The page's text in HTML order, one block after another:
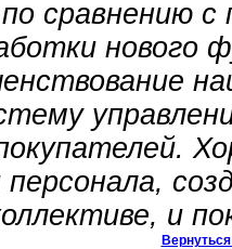
по сравнению
нового
и